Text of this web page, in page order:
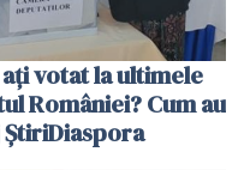
votat la ultimele
României? Cum au